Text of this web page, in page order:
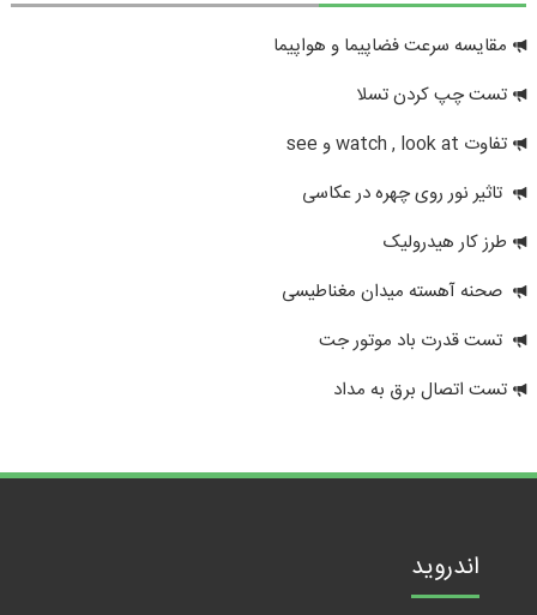
مقایسه سرعت فضاپیما و هواپیما
تست چپ کردن تسلا
تفاوت watch , look at و see
تاثیر نور روی چهره در عکاسی
طرز کار هیدرولیک
صحنه آهسته میدان مغناطیسی
تست قدرت باد موتور جت
تست اتصال برق به مداد
اندروید